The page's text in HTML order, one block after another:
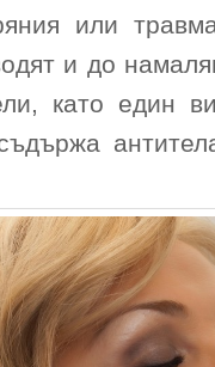
или
и до
като един